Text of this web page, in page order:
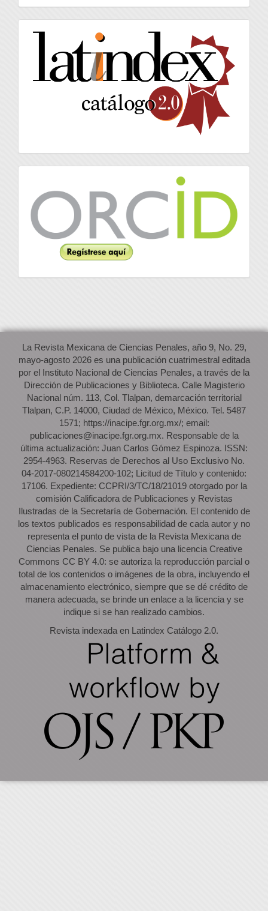
artículo
latindex
La Revista Mexicana de Ciencias Penales, año 9, No. 29,
mayo-agosto 2026 es una publicación cuatrimestral editada
por el Instituto Nacional de Ciencias Penales, a través de la
Dirección de Publicaciones y Biblioteca. Calle Magisterio
Nacional núm. 113, Col. Tlalpan, demarcación territorial
Tlalpan, C.P. 14000, Ciudad de México, México. Tel. 5487
1571; https://inacipe.fgr.org.mx/; email:
publicaciones@inacipe.fgr.org.mx. Responsable de la
última actualización: Juan Carlos Gómez Espinoza. ISSN:
2954-4963. Reservas de Derechos al Uso Exclusivo No.
04-2017-080214584200-102; Licitud de Título y contenido:
17106. Expediente: CCPRI/3/TC/18/21019 otorgado por la
comisión Calificadora de Publicaciones y Revistas
Ilustradas de la Secretaría de Gobernación. El contenido de
los textos publicados es responsabilidad de cada autor y no
representa el punto de vista de la Revista Mexicana de
Ciencias Penales. Se publica bajo una licencia Creative
Commons CC BY 4.0: se autoriza la reproducción parcial o
total de los contenidos o imágenes de la obra, incluyendo el
almacenamiento electrónico, siempre que se dé crédito de
manera adecuada, se brinde un enlace a la licencia y se
indique si se han realizado cambios.
Revista indexada en Latindex Catálogo 2.0.